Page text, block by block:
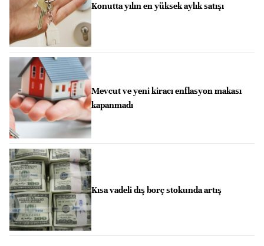
Konutta yılın en yüksek aylık satışı
Mevcut ve yeni kiracı enflasyon makası
kapanmadı
Kısa vadeli dış borç stokunda artış